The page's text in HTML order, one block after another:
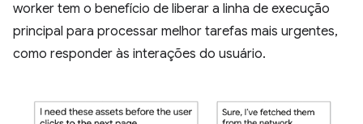
worker tem o benefício de liberar a linha de execução
principal para processar melhor tarefas mais urgentes,
como responder às interações do usuário.